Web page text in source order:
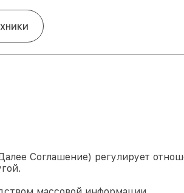
Соглашение) регулирует